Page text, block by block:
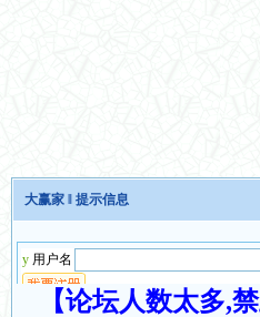
大赢家 ‖ 提示信息
【论坛人数太多,